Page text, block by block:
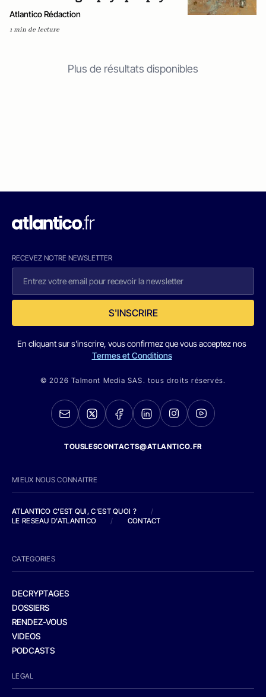
Atlantico Rédaction
1 min de lecture
Plus de résultats disponibles
RECEVEZ NOTRE NEWSLETTER
S'INSCRIRE
En cliquant sur s'inscrire, vous confirmez que vous acceptez nos
Termes et Conditions
© 2026 Talmont Media SAS. tous droits réservés.
TOUSLESCONTACTS@ATLANTICO.FR
MIEUX NOUS CONNAITRE
ATLANTICO C'EST QUI, C'EST QUOI ?
/
LE RESEAU D'ATLANTICO
/ CONTACT
CATEGORIES
DECRYPTAGES
DOSSIERS
RENDEZ-VOUS
VIDEOS
PODCASTS
LEGAL